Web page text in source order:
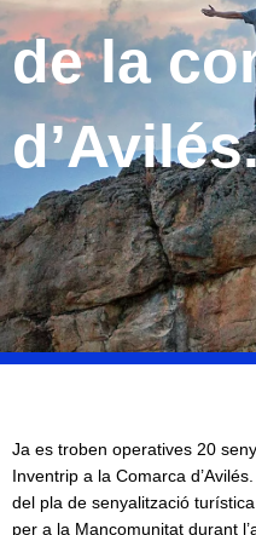
de la
Ja es troben operatives 20
Inventrip a la Comarca
del pla de senyalització
per a la Mancomunitat durant